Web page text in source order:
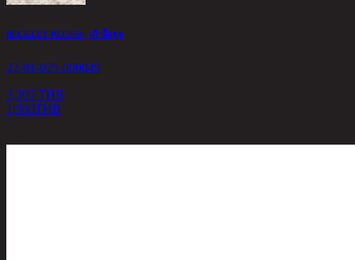
BECKLEY-PLUS/50, เก้าอี้สตูล
22-01-025-000049
3,300 THB
1,980THB